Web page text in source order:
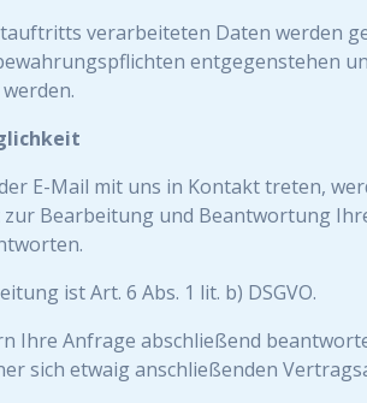
verarbeiteten Daten werden
entgegenstehen
E-Mail mit uns in Kontakt treten,
zur Bearbeitung und Beantwortung
ist Art. 6 Abs. 1 lit. b) DSGVO.
Ihre Anfrage abschließend
sich etwaig anschließenden